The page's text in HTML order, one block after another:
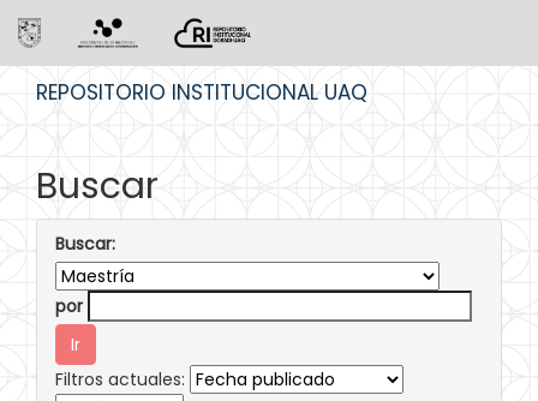
REPOSITORIO INSTITUCIONAL UAQ
Buscar
Buscar:
por
Filtros actuales: